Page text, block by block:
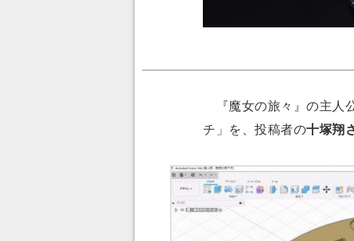
『魔女の旅々』の主人
チ」を、投稿者の十塚翔